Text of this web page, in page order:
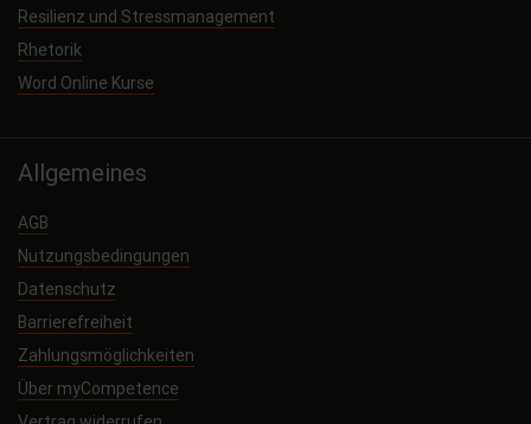
Resilienz und Stressmanagement
Rhetorik
Word Online Kurse
Allgemeines
AGB
Nutzungsbedingungen
Datenschutz
Barrierefreiheit
Zahlungsmöglichkeiten
Über myCompetence